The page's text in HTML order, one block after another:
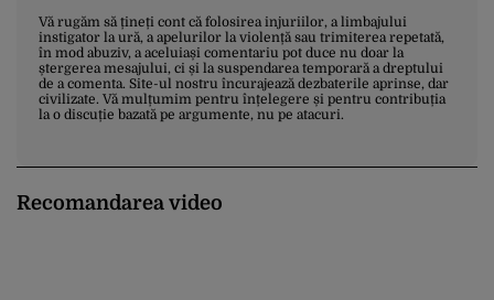
Vă rugăm să țineți cont că folosirea injuriilor, a limbajului
instigator la ură, a apelurilor la violență sau trimiterea repetată,
în mod abuziv, a aceluiași comentariu pot duce nu doar la
ștergerea mesajului, ci și la suspendarea temporară a dreptului
de a comenta. Site-ul nostru încurajează dezbaterile aprinse, dar
civilizate. Vă mulțumim pentru înțelegere și pentru contribuția
la o discuție bazată pe argumente, nu pe atacuri.
Recomandarea video